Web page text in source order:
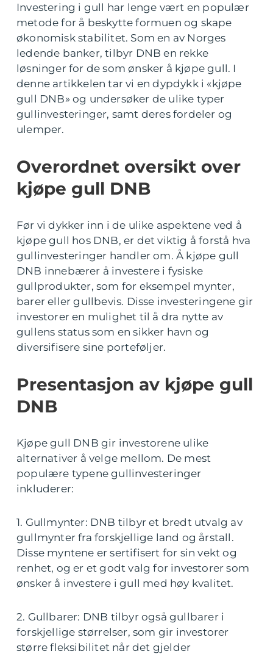
Investering i gull har lenge vært en populær
metode for å beskytte formuen og skape
økonomisk stabilitet. Som en av Norges
ledende banker, tilbyr DNB en rekke
løsninger for de som ønsker å kjøpe gull. I
denne artikkelen tar vi en dypdykk i «kjøpe
gull DNB» og undersøker de ulike typer
gullinvesteringer, samt deres fordeler og
ulemper.
Overordnet oversikt over
kjøpe gull DNB
Før vi dykker inn i de ulike aspektene ved å
kjøpe gull hos DNB, er det viktig å forstå hva
gullinvesteringer handler om. Å kjøpe gull
DNB innebærer å investere i fysiske
gullprodukter, som for eksempel mynter,
barer eller gullbevis. Disse investeringene gir
investorer en mulighet til å dra nytte av
gullens status som en sikker havn og
diversifisere sine porteføljer.
Presentasjon av kjøpe gull
DNB
Kjøpe gull DNB gir investorene ulike
alternativer å velge mellom. De mest
populære typene gullinvesteringer
inkluderer:
1. Gullmynter: DNB tilbyr et bredt utvalg av
gullmynter fra forskjellige land og årstall.
Disse myntene er sertifisert for sin vekt og
renhet, og er et godt valg for investorer som
ønsker å investere i gull med høy kvalitet.
2. Gullbarer: DNB tilbyr også gullbarer i
forskjellige størrelser, som gir investorer
større fleksibilitet når det gjelder